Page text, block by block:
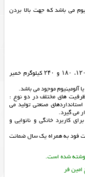
می باشد که جهت بالا بردن
انواع خمیرگیر در ظرفیت های ۸، ۱۵، ۴۰، ۶۰، ۹۰، ۱۲۰، ۱۸۰ و ۲۴۰ کیلوگرم خمیر
آلومینیوم موجود می باشد.
ظرفیت های مختلف در دو نوع :
صنعتی تولید می
می گیرد.
های ۷کیلو تا ۲۴۰ کیلویی برای کاربرد خانگی و نانوایی و
فود به همراه یک سال ضمانت